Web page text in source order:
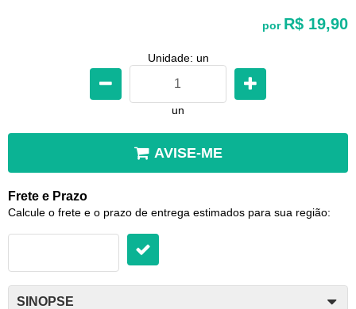
por R$ 19,90
Unidade: un
un
AVISE-ME
Frete e Prazo
Calcule o frete e o prazo de entrega estimados para sua região:
SINOPSE